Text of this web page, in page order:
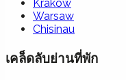
Krakow
Warsaw
Chisinau
เคล็ดลับย่านที่พัก